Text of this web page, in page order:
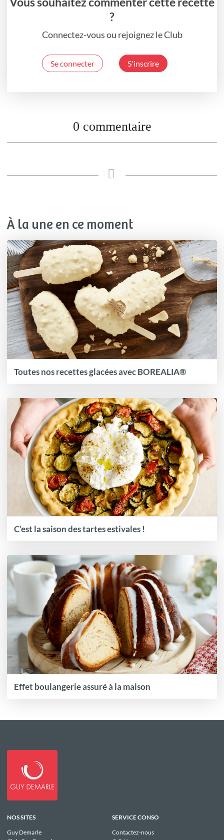
?
Connectez-vous ou rejoignez le Club
Se connecter S'inscrire
0 commentaire
À la une en ce moment
Toutes nos recettes glacées avec BOREALIA®
C’est la saison des tartes estivales !
Effet boulangerie assuré à la maison
NOS SITES
Guy Demarle
SERVICE CONSO
Contactez-nous